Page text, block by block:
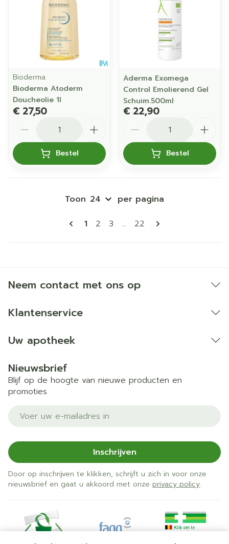
Bioderma
Bioderma Atoderm
Doucheolie 1l
€ 27,50
Bestel
Aderma Exomega
Control Emolierend Gel
Schuim.500ml
€ 22,90
Bestel
Pagina's
U lees momenteel pagina
1 Pagina
2 Pagina
3 ... Pagina
22
Toon per pagina
Neem contact met ons op
Klantenservice
Uw apotheek
Nieuwsbrief
Blijf op de hoogte van nieuwe producten en
promoties
E-mail adres
Inschrijven
Door op inschrijven te klikken, schrijft u zich in voor onze
nieuwsbrief en gaat u akkoord met onze privacy policy.